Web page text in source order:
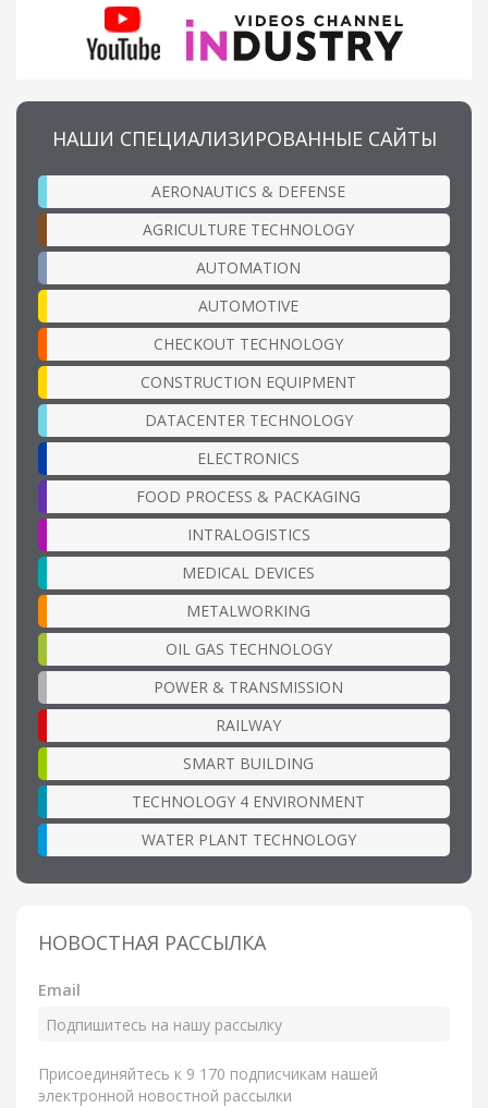
НАШИ СПЕЦИАЛИЗИРОВАННЫЕ САЙТЫ
AERONAUTICS & DEFENSE
AGRICULTURE TECHNOLOGY
AUTOMATION
AUTOMOTIVE
CHECKOUT TECHNOLOGY
CONSTRUCTION EQUIPMENT
DATACENTER TECHNOLOGY
ELECTRONICS
FOOD PROCESS & PACKAGING
INTRALOGISTICS
MEDICAL DEVICES
METALWORKING
OIL GAS TECHNOLOGY
POWER & TRANSMISSION
RAILWAY
SMART BUILDING
TECHNOLOGY 4 ENVIRONMENT
WATER PLANT TECHNOLOGY
НОВОСТНАЯ РАССЫЛКА
Email
Присоединяйтесь к 9 170 подписчикам нашей
электронной новостной рассылки